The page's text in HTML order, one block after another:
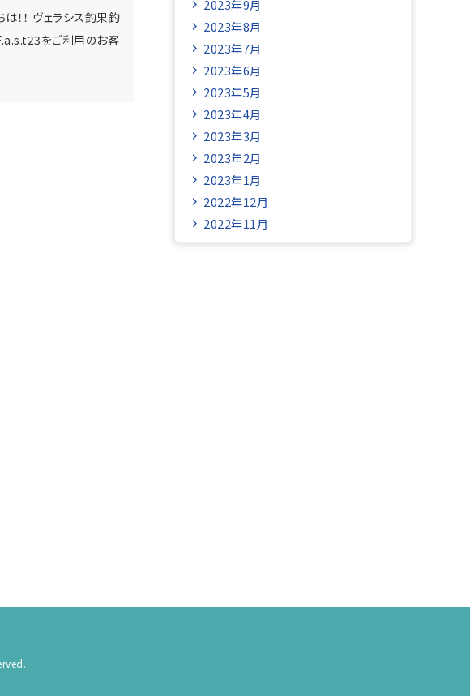
は！！ ヴェラシス釣果釣
をご利用のお客
2023年9月
2023年8月
2023年7月
2023年6月
2023年5月
2023年4月
2023年3月
2023年2月
2023年1月
2022年12月
2022年11月